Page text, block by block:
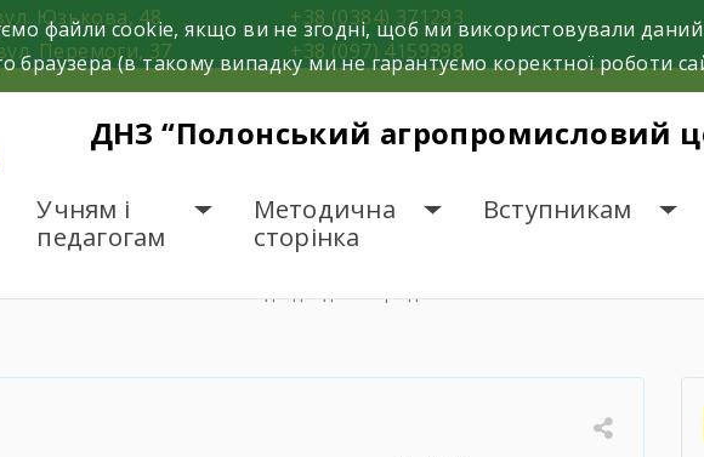
Юзькова, 48
Перемоги, 37
+38 (0384) 371293
+38 (097) 4159398
ДНЗ “Полонський агропромисловий
Учням і
педагогам
Методична
сторінка
Вступникам
файли cookie, якщо ви не згодні, щоб ми використовували
браузера (в такому випадку ми не гарантуємо коректної роботи